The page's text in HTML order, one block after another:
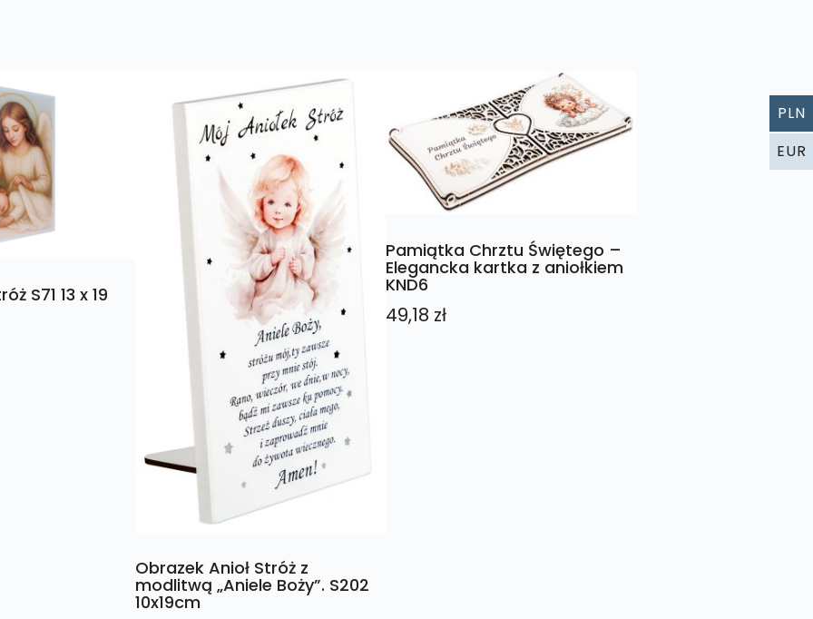
S71 13 x 19
Obrazek Anioł Stróż z
modlitwą „Aniele Boży”. S202
10x19cm
Pamiątka Chrztu Świętego –
Elegancka kartka z aniołkiem
KND6
49,18 zł
PLN
EUR